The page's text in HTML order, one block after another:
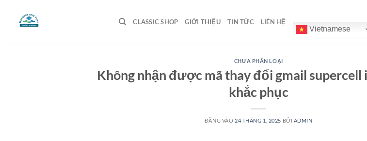
CLASSIC SHOP GIỚI THIỆU TIN TỨC LIÊN HỆ
Vietnamese
CHƯA PHÂN LOẠI
Không nhận được mã thay đổi gmail supercell
khắc phục
ĐĂNG VÀO 24 THÁNG 1, 2025 BỞI ADMIN